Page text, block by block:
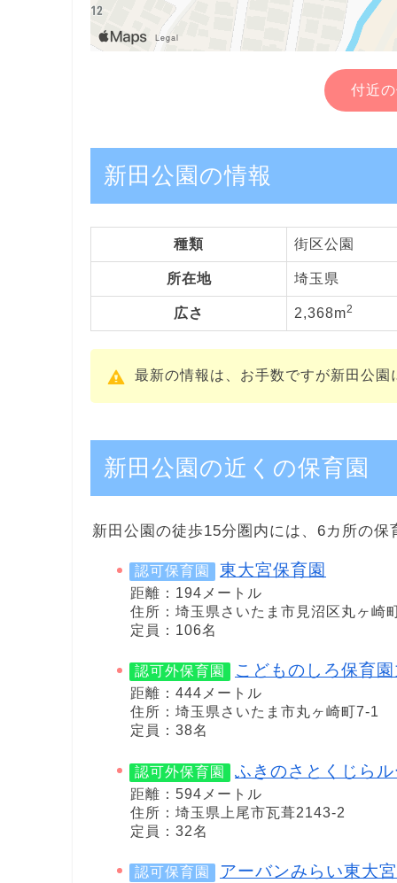
付近
新田公園の情報
種類 街区公園
所在地 埼玉県
広さ 2,368m2
最新の情報は、お手数ですが新田公
新田公園の近くの保育園
新田公園の徒歩15分圏内には、6カ所の保
認可保育園 東大宮保育園
距離：194メートル
住所：埼玉県さいたま市見沼区丸ヶ崎
定員：106名
認可外保育園 こどものしろ保育
距離：444メートル
住所：埼玉県さいたま市丸ヶ崎町7-1
定員：38名
認可外保育園 ふきのさとくじら
距離：594メートル
住所：埼玉県上尾市瓦葺2143-2
定員：32名
認可保育園 アーバンみらい東大